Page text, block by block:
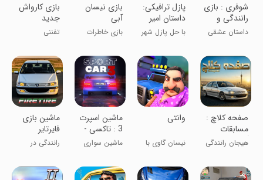
‏‏‏‏‏شوفری : بازی
رانندگی و
عاشقی
داستان عشقی
‏‏‏پازل ترافیکی:
داستان امیر
با حل پازل شهر
‏‏‏بازی نیسان
آبی
بازی خاطرات
بازی کارواش
جدید
تفننی
‏‏‏‏‏‏‏‏صفحه کلاچ :
مسابقات
آنلاین
هیجان رانندگی
وانتی
نیسان گاوی با
‏‏‏‏‏ماشین اسپرت
3 : تاکسی -
پلیس
ماشین سواری
‏‏‏‏‏‏‏‏‏‏‏‏‏ماشین بازی
‏‏‏‏‏‏‏فایرتایر
رانندگی در